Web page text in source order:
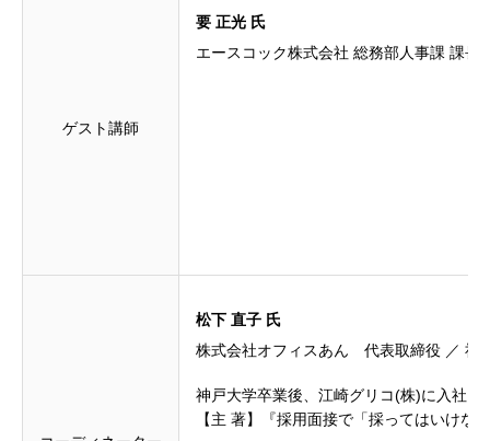
ゲスト講師
要 正光 氏
エースコック株式会社 総務部人事課 課長
松下 直子 氏
株式会社オフィスあん 代表取締役 ／ 社
神戸大学卒業後、江崎グリコ(株)に入社
【主 著】『採用面接で「採ってはいけ